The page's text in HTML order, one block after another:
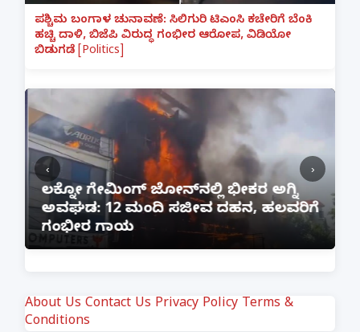
ಪಶ್ಚಿಮ ಬಂಗಾಳ ಚುನಾವಣೆ: ಸಿಲಿಗುರಿ ಟಿಎಂಸಿ ಕಚೇರಿಗೆ ಬೆಂಕಿ
ಹಚ್ಚಿ ದಾಳಿ, ಬಿಜೆಪಿ ವಿರುದ್ಧ ಗಂಭೀರ ಆರೋಪ, ವಿಡಿಯೋ
ಬಿಡುಗಡೆ [Politics]
ಲಕ್ನೋ ಗೇಮಿಂಗ್ ಜೋನ್‌ನಲ್ಲಿ ಭೀಕರ ಅಗ್ನಿ
ಅವಘಡ: 12 ಮಂದಿ ಸಜೀವ ದಹನ, ಹಲವರಿಗೆ
ಗಂಭೀರ ಗಾಯ
‹ ›
About Us Contact Us Privacy Policy Terms &
Conditions